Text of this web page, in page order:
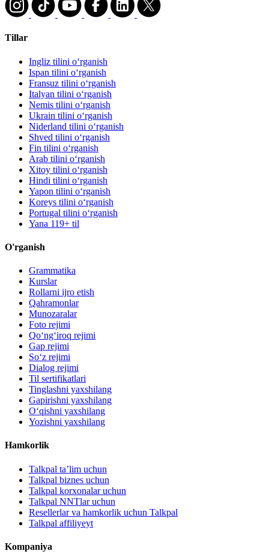
Tillar
Ingliz tilini oʻrganish
Ispan tilini oʻrganish
Fransuz tilini oʻrganish
Italyan tilini oʻrganish
Nemis tilini oʻrganish
Ukrain tilini oʻrganish
Niderland tilini oʻrganish
Shved tilini oʻrganish
Fin tilini oʻrganish
Arab tilini oʻrganish
Xitoy tilini oʻrganish
Hindi tilini oʻrganish
Yapon tilini oʻrganish
Koreys tilini oʻrganish
Portugal tilini oʻrganish
Yana 119+ til
O'rganish
Grammatika
Kurslar
Rollarni ijro etish
Qahramonlar
Munozaralar
Foto rejimi
Qo‘ng‘iroq rejimi
Gap rejimi
So‘z rejimi
Dialog rejimi
Til sertifikatlari
Tinglashni yaxshilang
Gapirishni yaxshilang
O‘qishni yaxshilang
Yozishni yaxshilang
Hamkorlik
Talkpal ta’lim uchun
Talkpal biznes uchun
Talkpal korxonalar uchun
Talkpal NNTlar uchun
Resellerlar va hamkorlik uchun Talkpal
Talkpal affiliyeyt
Kompaniya